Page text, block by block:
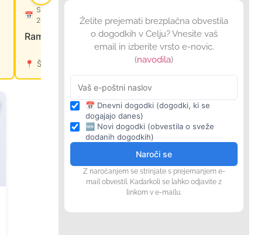
📅
Sobota, 15. avgust 2026 ob
20:30
Rambo Amadeus
📍 Špital za prjatle
Želite prejemati brezplačna obvestila
o dogodkih v Celju? Vnesite vaš
email in izberite vrsto e-novic.
(navodila)
📅 Dnevni dogodki (dogodki, ki se
dogajajo danes)
🆕 Novi dogodki (obvestila o sveže
dodanih dogodkih)
Naroči se
Z naročanjem se strinjate s prejemanjem e-
mail obvestil. Kadarkoli se lahko odjavite z
linkom v e-mailu.